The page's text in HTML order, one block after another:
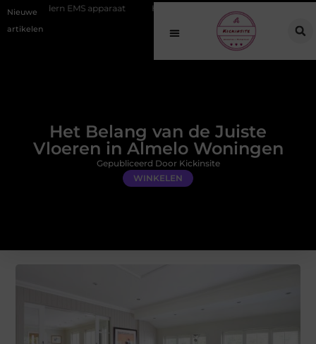
Nieuwe
artikelen
apparaat Hoe online vindbaarheid verandert in 2026
Het Belang van de Juiste
Vloeren in Almelo Woningen
WINKELEN
Gepubliceerd Door Kickinsite